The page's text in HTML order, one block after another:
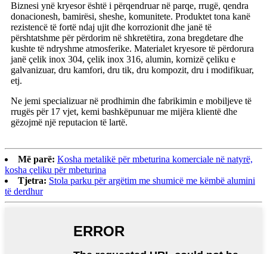
Biznesi ynë kryesor është i përqendruar në parqe, rrugë, qendra
donacionesh, bamirësi, sheshe, komunitete. Produktet tona kanë
rezistencë të fortë ndaj ujit dhe korrozionit dhe janë të
përshtatshme për përdorim në shkretëtira, zona bregdetare dhe
kushte të ndryshme atmosferike. Materialet kryesore të përdorura
janë çelik inox 304, çelik inox 316, alumin, kornizë çeliku e
galvanizuar, dru kamfori, dru tik, dru kompozit, dru i modifikuar,
etj.
Ne jemi specializuar në prodhimin dhe fabrikimin e mobiljeve të
rrugës për 17 vjet, kemi bashkëpunuar me mijëra klientë dhe
gëzojmë një reputacion të lartë.
Më parë: Kosha metalikë për mbeturina komerciale në natyrë,
kosha çeliku për mbeturina
Tjetra: Stola parku për argëtim me shumicë me këmbë alumini
të derdhur